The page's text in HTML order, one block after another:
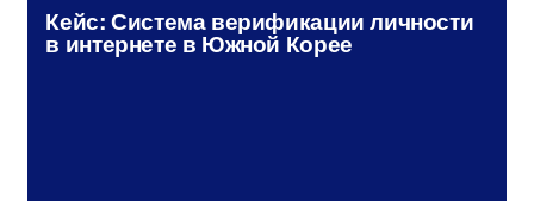
Кейс: Система верификации личности
в интернете в Южной Корее